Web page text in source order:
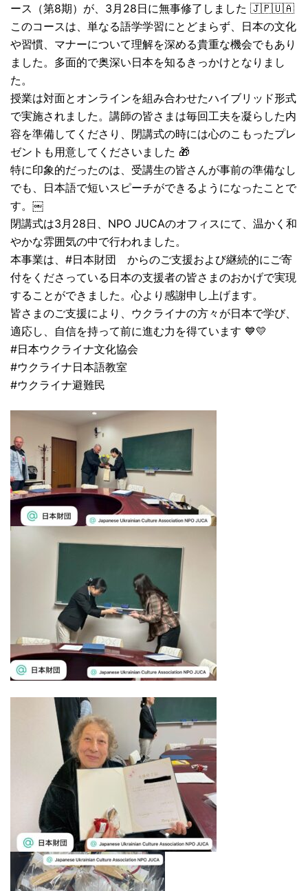
ース（第8期）が、3月28日に無事修了しました 🇯🇵🇺🇦
このコースは、単なる語学学習にとどまらず、日本の文化
や習慣、マナーについて理解を深める貴重な機会でもあり
ました。多面的で奥深い日本を知るきっかけとなりまし
た。
授業は対面とオンラインを組み合わせたハイブリッド形式
で実施されました。講師の皆さまは毎回工夫を凝らした内
容を準備してくださり、閉講式の時には心のこもったプレ
ゼントも用意してくださいました 🎁
特に印象的だったのは、受講生の皆さんが事前の準備なし
でも、日本語で短いスピーチができるようになったことで
す。￼
閉講式は3月28日、NPO JUCAのオフィスにて、温かく和
やかな雰囲気の中で行われました。
本事業は、#日本財団 からのご支援および継続的にご寄
付をくださっている日本の支援者の皆さまのおかげで実現
することができました。心より感謝申し上げます。
皆さまのご支援により、ウクライナの方々が日本で学び、
適応し、自信を持って前に進む力を得ています 💙💛
#日本ウクライナ文化協会
#ウクライナ日本語教室
#ウクライナ避難民